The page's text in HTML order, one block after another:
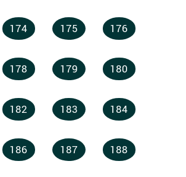
174 175 176
178 179 180
182 183 184
186 187 188